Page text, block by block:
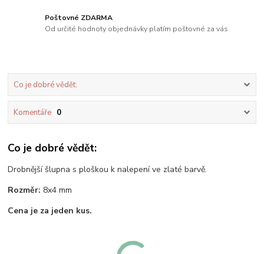
Poštovné ZDARMA
Od určité hodnoty objednávky platím poštovné za vás
Co je dobré vědět:
Komentáře 0
Co je dobré vědět:
Drobnější šlupna s ploškou k nalepení ve zlaté barvě.
Rozměr: 8x4 mm
Cena je za jeden kus.